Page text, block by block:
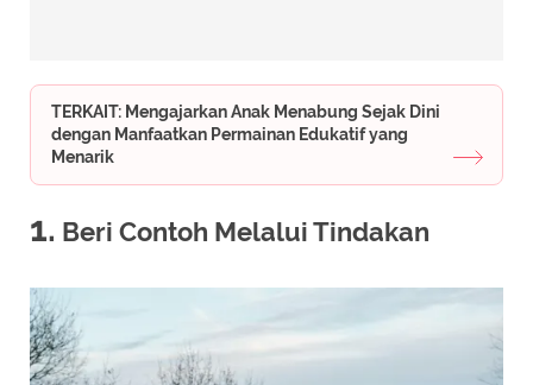
TERKAIT: Mengajarkan Anak Menabung Sejak Dini
dengan Manfaatkan Permainan Edukatif yang
Menarik
1. Beri Contoh Melalui Tindakan